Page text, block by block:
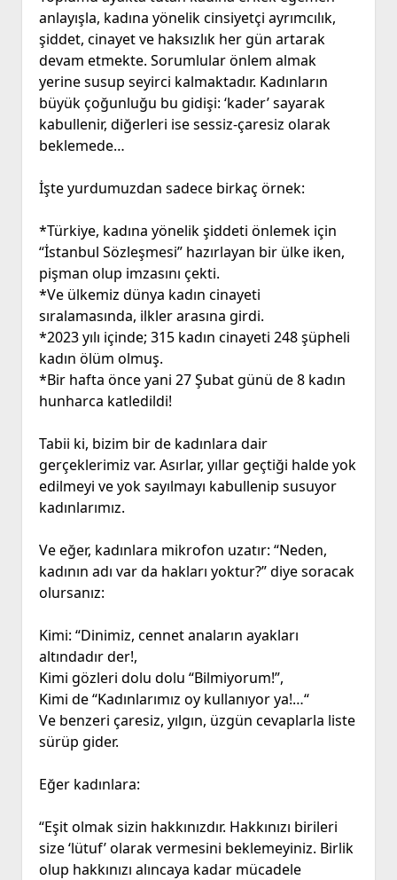
anlayışla, kadına yönelik cinsiyetçi ayrımcılık,
şiddet, cinayet ve haksızlık her gün artarak
devam etmekte. Sorumlular önlem almak
yerine susup seyirci kalmaktadır. Kadınların
büyük çoğunluğu bu gidişi: ‘kader’ sayarak
kabullenir, diğerleri ise sessiz-çaresiz olarak
beklemede…
İşte yurdumuzdan sadece birkaç örnek:
*Türkiye, kadına yönelik şiddeti önlemek için
“İstanbul Sözleşmesi” hazırlayan bir ülke iken,
pişman olup imzasını çekti.
*Ve ülkemiz dünya kadın cinayeti
sıralamasında, ilkler arasına girdi.
*2023 yılı içinde; 315 kadın cinayeti 248 şüpheli
kadın ölüm olmuş.
*Bir hafta önce yani 27 Şubat günü de 8 kadın
hunharca katledildi!
Tabii ki, bizim bir de kadınlara dair
gerçeklerimiz var. Asırlar, yıllar geçtiği halde yok
edilmeyi ve yok sayılmayı kabullenip susuyor
kadınlarımız.
Ve eğer, kadınlara mikrofon uzatır: “Neden,
kadının adı var da hakları yoktur?” diye soracak
olursanız:
Kimi: “Dinimiz, cennet anaların ayakları
altındadır der!,
Kimi gözleri dolu dolu “Bilmiyorum!”,
Kimi de “Kadınlarımız oy kullanıyor ya!…“
Ve benzeri çaresiz, yılgın, üzgün cevaplarla liste
sürüp gider.
Eğer kadınlara:
“Eşit olmak sizin hakkınızdır. Hakkınızı birileri
size ‘lütuf’ olarak vermesini beklemeyiniz. Birlik
olup hakkınızı alıncaya kadar mücadele